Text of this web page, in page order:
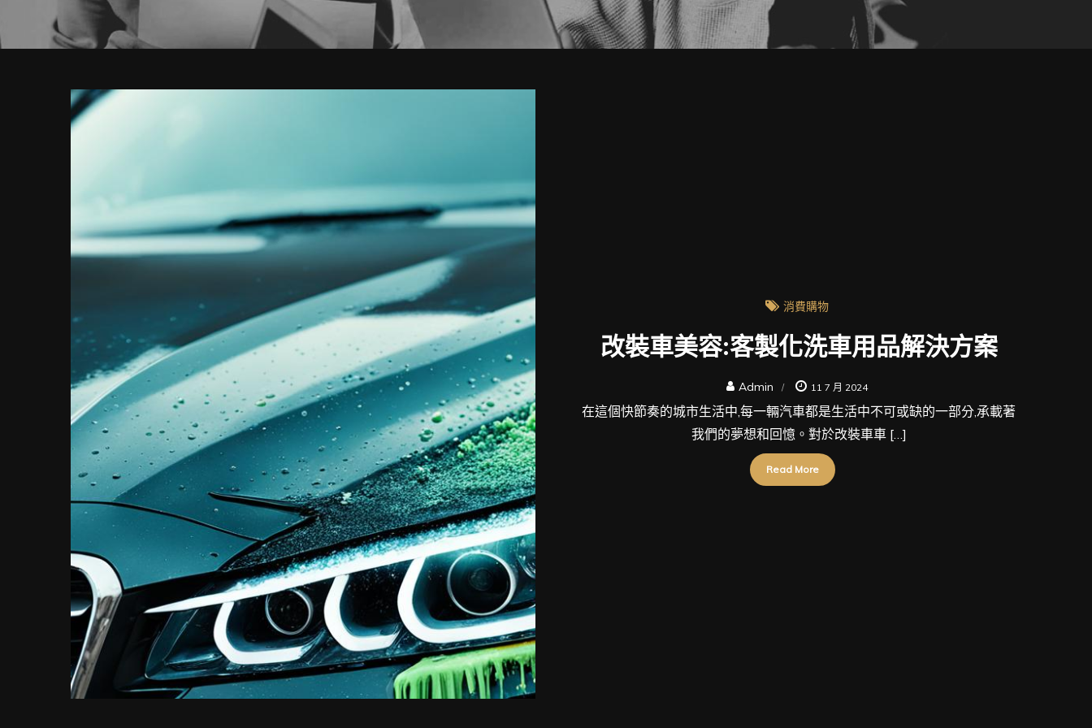
消費購物
改裝車美容:客製化洗車用品解決方案
Admin 11 7 月 2024
在這個快節奏的城市生活中,每一輛汽車都是生活中不可或缺的一部分,承載著
我們的夢想和回憶。對於改裝車車 […]
Read More